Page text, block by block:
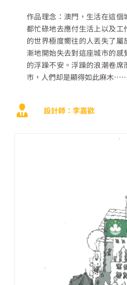
作品理念：澳門，生活在這個
都忙碌地去應付生活上以及工
的世界極度嚮往的人丟失了屬
漸地開始失去對這座城市的感
的浮躁不安。浮躁的浪潮卷席
市，人們却是顯得如此麻木
設計師：李嘉歡